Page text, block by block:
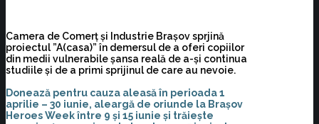
Camera de Comerț și Industrie Brașov sprjină
proiectul ”A(casa)” în demersul de a oferi copiilor
din medii vulnerabile șansa reală de a-și continua
studiile și de a primi sprijinul de care au nevoie.
Donează pentru cauza aleasă în perioada 1
aprilie – 30 iunie, aleargă de oriunde la Brașov
Heroes Week între 9 și 15 iunie și trăiește